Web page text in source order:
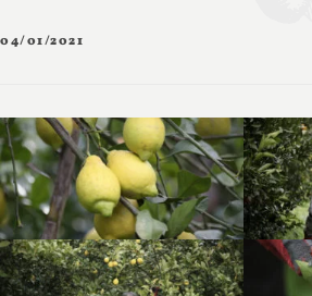
04/01/2021